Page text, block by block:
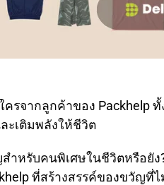
รจากลูกค้าของ Packhelp
ะเติมพลังให้ชีวิต
ำหรับคนพิเศษในชีวิตหรือยั
ที่สร้างสรรค์ของขวัญที่